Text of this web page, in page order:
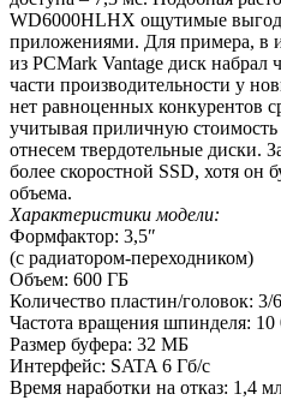
WD6000HLHX ощутимые
приложениями. Для примера, в
из PCMark Vantage диск набрал
части производительности у
нет равноценных конкурентов
учитывая приличную
отнесем твердотельные диски.
более скоростной SSD, хотя он
объема.
Характеристики модели:
Формфактор: 3,5″
(c радиатором-переходником)
Объем: 600 ГБ
Количество пластин/головок: 3/6
Частота вращения шпинделя:
Размер буфера: 32 МБ
Интерфейс: SATA 6 Гб/c
Время наработки на отказ: 1,4